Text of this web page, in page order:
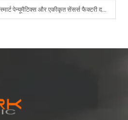
पेन्यूमैटिक्स और एकीकृत सेंसर्स फैक्टरी दक्षता को बदल रहे हैं